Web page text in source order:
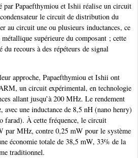
par Papaefthymiou et Ishii réalise un circuit
le circuit de distribution du
au circuit une ou plusieurs inductances, ce
supérieure du composant ; cette
recours à des répéteurs de signal
approche, Papaefthymiou et Ishii ont
un circuit expérimental, en technologie
allant jusqu’à 200 MHz. Le rendement
une inductance de 8,5 nH (nano henry)
farad). À cette fréquence, le circuit
par MHz, contre 0,25 mW pour le système
économie totale de 38,5 mW, 33% de la
traditionnel.